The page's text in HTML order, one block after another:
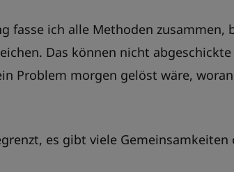
fasse ich alle Methoden zusammen,
Das können nicht
Problem morgen gelöst wäre,
es gibt viele